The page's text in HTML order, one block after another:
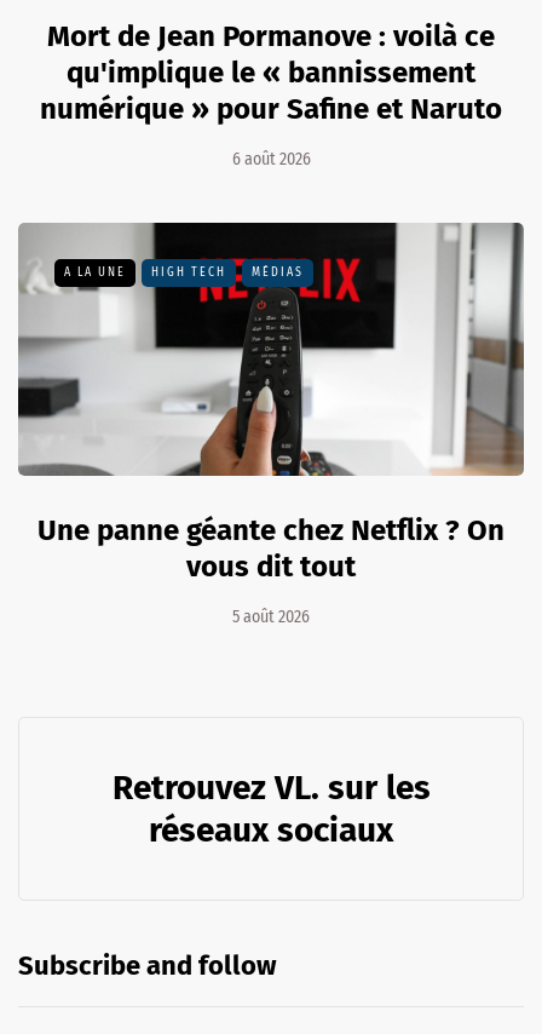
Mort de Jean Pormanove : voilà ce
qu'implique le « bannissement
numérique » pour Safine et Naruto
6 août 2026
A LA UNE HIGH TECH MÉDIAS
Une panne géante chez Netflix ? On
vous dit tout
5 août 2026
Retrouvez VL. sur les
réseaux sociaux
Subscribe and follow